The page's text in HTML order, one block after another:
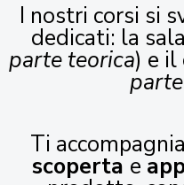
I nostri corsi si
dedicati: la
parte teorica) e il
Ti
scoperta e